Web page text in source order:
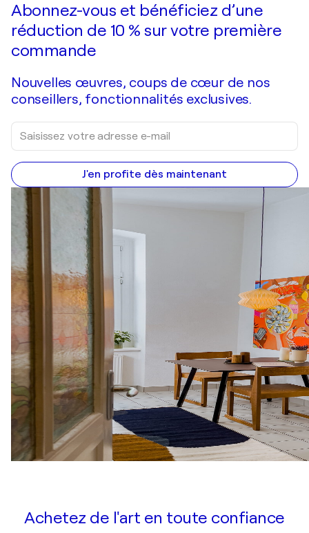
Abonnez-vous et bénéficiez d’une
réduction de 10 % sur votre première
commande
Nouvelles œuvres, coups de cœur de nos
conseillers, fonctionnalités exclusives.
J'en profite dès maintenant
Achetez de l'art en toute confiance